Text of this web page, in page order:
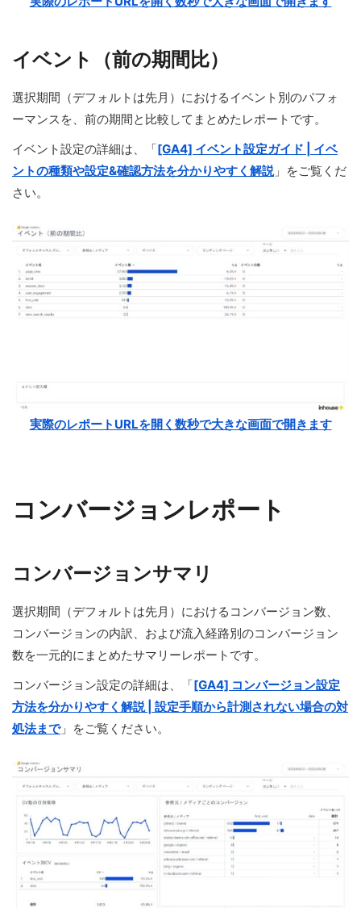
イベント（前の期間比）
選択期間（デフォルトは先月）におけるイベント別のパフォ
ーマンスを、前の期間と比較してまとめたレポートです。
イベント設定の詳細は、「[GA4] イベント設定ガイド | イベ
ントの種類や設定&確認方法を分かりやすく解説」をご覧くだ
さい。
実際のレポートURLを開く数秒で大きな画面で開きます
コンバージョンレポート
コンバージョンサマリ
選択期間（デフォルトは先月）におけるコンバージョン数、
コンバージョンの内訳、および流入経路別のコンバージョン
数を一元的にまとめたサマリーレポートです。
コンバージョン設定の詳細は、「[GA4] コンバージョン設定
方法を分かりやすく解説 | 設定手順から計測されない場合の対
処法まで」をご覧ください。